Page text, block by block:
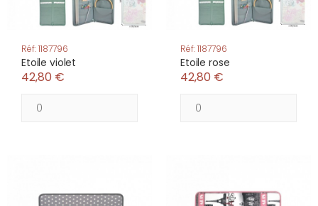
Réf: 1187796
Etoile violet
42,80 €
Réf: 1187796
Etoile rose
42,80 €